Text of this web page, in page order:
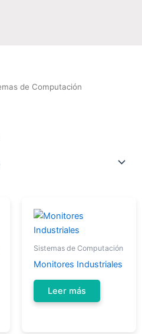
de Computación
Sistemas de Computación
Monitores Industriales
Leer más